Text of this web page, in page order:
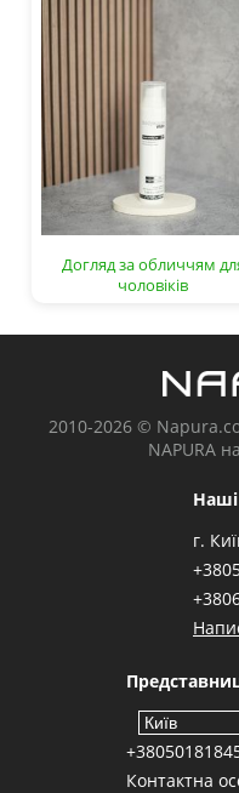
Догляд за обличчям
чоловіків
2010-2026 ©
NAPURA
г.
Контактна